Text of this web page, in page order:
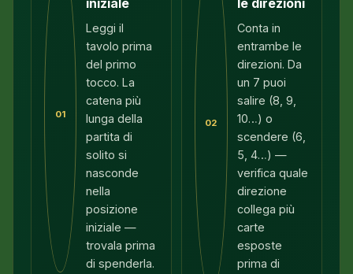
01
Leggi il
tavolo prima
del primo
tocco. La
catena più
lunga della
partita di
solito si
nasconde
nella
posizione
iniziale —
trovala prima
di spenderla.
02
Conta in
entrambe le
direzioni. Da
un 7 puoi
salire (8, 9,
10…) o
scendere (6,
5, 4…) —
verifica quale
direzione
collega più
carte
esposte
prima di